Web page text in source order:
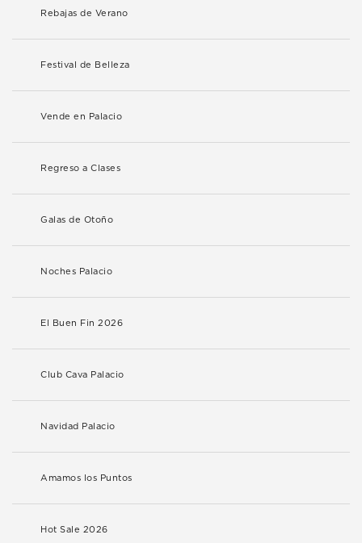
Rebajas de Verano
Festival de Belleza
Vende en Palacio
Regreso a Clases
Galas de Otoño
Noches Palacio
El Buen Fin 2026
Club Cava Palacio
Navidad Palacio
Amamos los Puntos
Hot Sale 2026